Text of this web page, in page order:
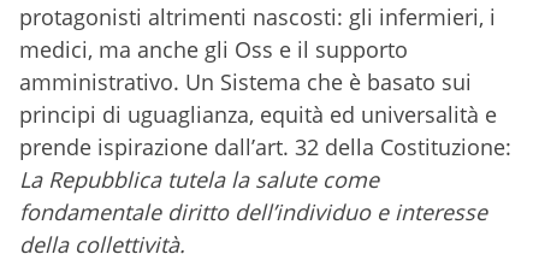
protagonisti altrimenti nascosti: gli infermieri, i
medici, ma anche gli Oss e il supporto
amministrativo. Un Sistema che è basato sui
principi di uguaglianza, equità ed universalità e
prende ispirazione dall’art. 32 della Costituzione:
La Repubblica tutela la salute come
fondamentale diritto dell’individuo e interesse
della collettività.